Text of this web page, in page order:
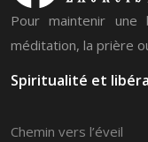
Pour maintenir une
méditation, la prière
Spiritualité et
Chemin vers l’éveil